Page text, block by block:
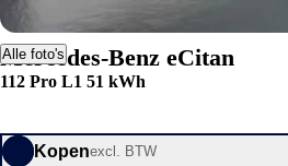
Alle foto's
Mercedes-Benz eCitan
112 Pro L1 51 kWh
Kopenexcl. BTW